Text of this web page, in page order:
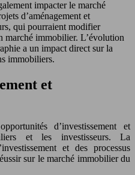
impacter le marché
d’aménagement et
qui pourraient modifier
marché immobilier. L’évolution
a un impact direct sur la
immobiliers.
et
d’investissement et
et les investisseurs. La
et des processus
sur le marché immobilier du